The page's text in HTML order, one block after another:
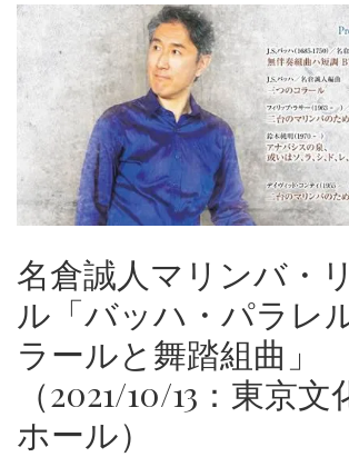
名倉誠人マリンバ・
ル「バッハ・パラレ
ラールと舞踏組曲」
（2021/10/13：東京
ホール）